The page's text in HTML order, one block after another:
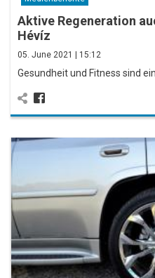
Aktive Regeneration
Hévíz
05. June 2021 | 15:12
Gesundheit und Fitness sind